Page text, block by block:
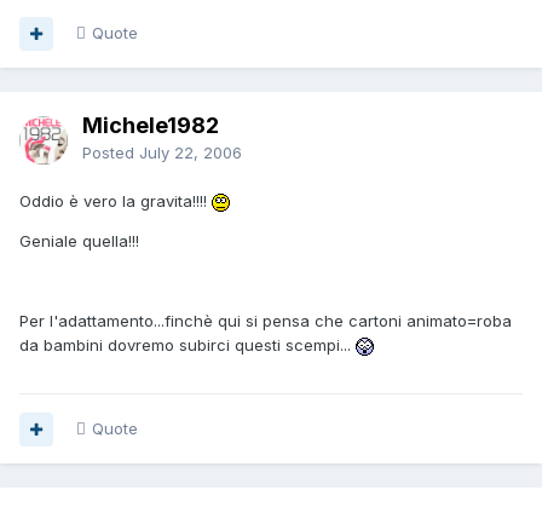
Quote
Michele1982
Posted July 22, 2006
Oddio è vero la gravita!!!!
Geniale quella!!!
Per l'adattamento...finchè qui si pensa che cartoni animato=roba
da bambini dovremo subirci questi scempi...
Quote